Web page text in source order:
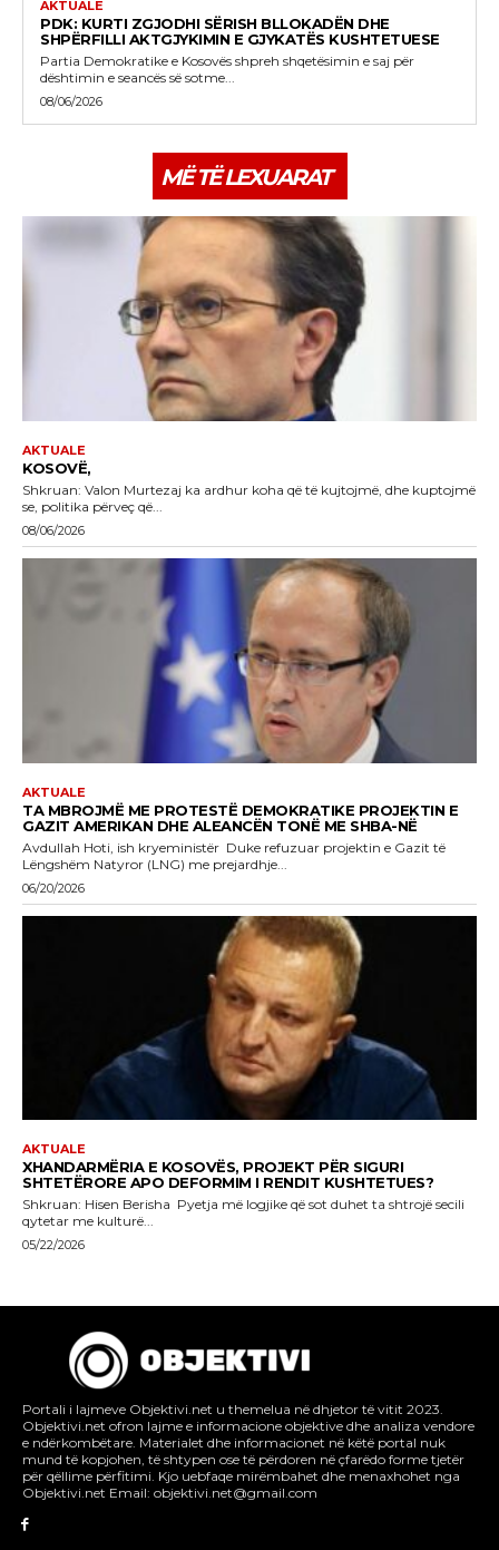
Portali i lajmeve Objektivi.net u themelua në dhjetor të vitit 2023.
Objektivi.net ofron lajme e informacione objektive dhe analiza vendore
e ndërkombëtare. Materialet dhe informacionet në këtë portal nuk
mund të kopjohen, të shtypen ose të përdoren në çfarëdo forme tjetër
për qëllime përfitimi. Kjo uebfaqe mirëmbahet dhe menaxhohet nga
Objektivi.net Email: objektivi.net@gmail.com